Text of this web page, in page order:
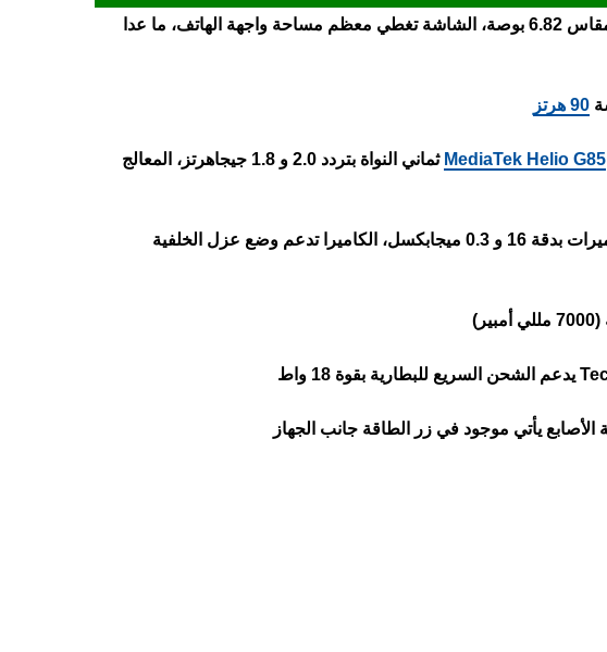
الهاتف يأتي بشاشة كبيرة الحجم مقاس 6.82 بوصة، الشاشة تغطي معظم مساحة واجهة الهاتف، ما عدا
90 هرتز
MediaTek Helio G85
ثماني النواة بتردد 2.0 و 1.8 جيجاهرتز، المعالج
و 0.3 ميجابكسل،
الكاميرا تدعم وضع عزل الخلفية
يأتي موجود في زر الطاقة جانب الجهاز